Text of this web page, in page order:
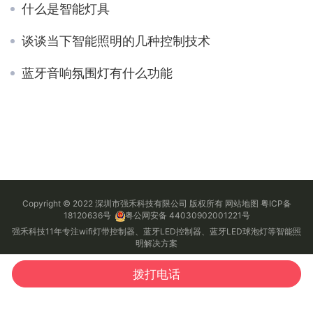
什么是智能灯具
谈谈当下智能照明的几种控制技术
蓝牙音响氛围灯有什么功能
Copyright © 2022 深圳市强禾科技有限公司 版权所有 网站地图 粤ICP备
18120636号
粤公网安备 44030902001221号
强禾科技11年专注wifi灯带控制器、蓝牙LED控制器、蓝牙LED球泡灯等智能照
明解决方案
公司地址：广东省深圳市龙华区观湖街道鹭湖社区观盛五路6号科姆龙科技园C
栋806 客服电话：0755-84553499
拨打电话